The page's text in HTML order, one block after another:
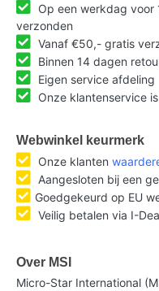
Op een werkdag
verzonden
Vanaf €50,- gratis
Binnen 14 dagen
Eigen service afdeling
Onze klantenservice
Webwinkel keurmerk
Onze klanten
Aangesloten bij een
Goedgekeurd op EU
Veilig betalen via I-
Over MSI
Micro-Star International